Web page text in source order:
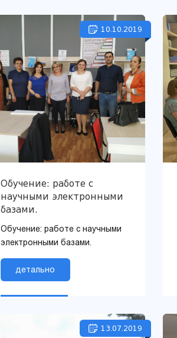
10.10.2019
Обучение: работе с
научными электронными
базами.
Обучение: работе с научными
электронными базами.
детально
13.07.2019